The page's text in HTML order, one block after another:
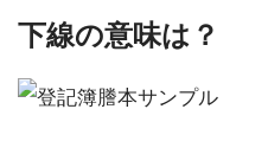
下線の意味は？